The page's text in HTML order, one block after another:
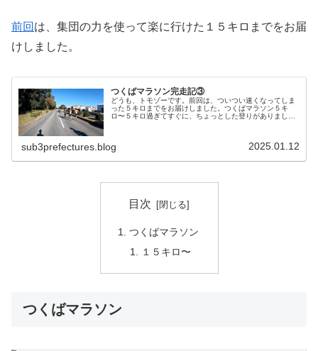
前回 は、集団の力を使って楽に行けた１５キロまでをお届
けしました。
つくばマラソン完走記③
どうも、トモゾーです。前回は、ついつい速くなってしま
った５キロまでをお届けしました。つくばマラソン５キ
ロ〜５キロ過ぎてすぐに、ちょっとした登りがありまし
sub3prefectures.blog 2025.01.12
目次
つくばマラソン
１５キロ〜
つくばマラソン